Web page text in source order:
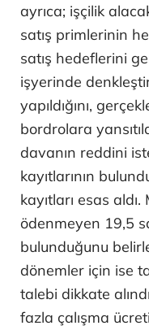
ayrıca; işçilik
satış primlerinin
satış hedeflerini
işyerinde
yapıldığını,
bordrolara
davanın reddini
kayıtlarının
kayıtları esas
ödenmeyen 19,5
bulunduğunu
dönemler için ise
talebi dikkate
fazla çalışma